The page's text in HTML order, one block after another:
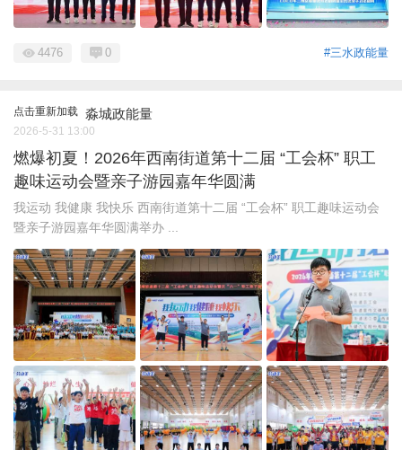
#三水政能量
4476 0
点击重新加载 淼城政能量
2026-5-31 13:00
燃爆初夏！2026年西南街道第十二届 “工会杯” 职工
趣味运动会暨亲子游园嘉年华圆满
我运动 我健康 我快乐 西南街道第十二届 “工会杯” 职工趣味运动会
暨亲子游园嘉年华圆满举办 ...